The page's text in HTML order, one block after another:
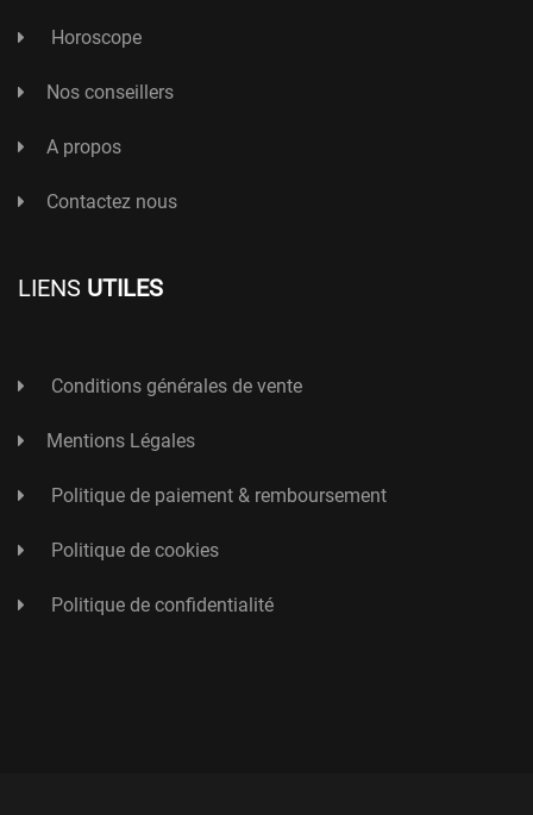
Horoscope
Nos conseillers
A propos
Contactez nous
LIENS UTILES
Conditions générales de vente
Mentions Légales
Politique de paiement & remboursement
Politique de cookies
Politique de confidentialité